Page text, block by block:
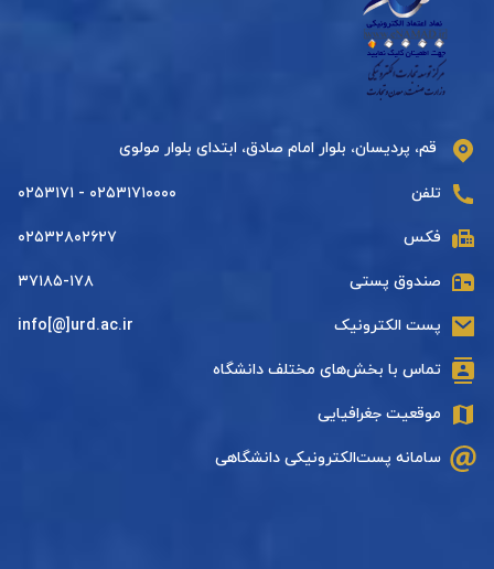
قم، پردیسان، بلوار امام صادق، ابتدای بلوار مولوی
تلفن ۰۲۵۳۱۷۱۰۰۰۰ - ۰۲۵۳۱۷۱
فکس ۰۲۵۳۲۸۰۲۶۲۷
صندوق پستی ۳۷۱۸۵-۱۷۸
پست الکترونیک info[@]urd.ac.ir
تماس با بخش‌های مختلف دانشگاه
موقعیت جغرافیایی
سامانه پست‌الکترونیکی دانشگاهی